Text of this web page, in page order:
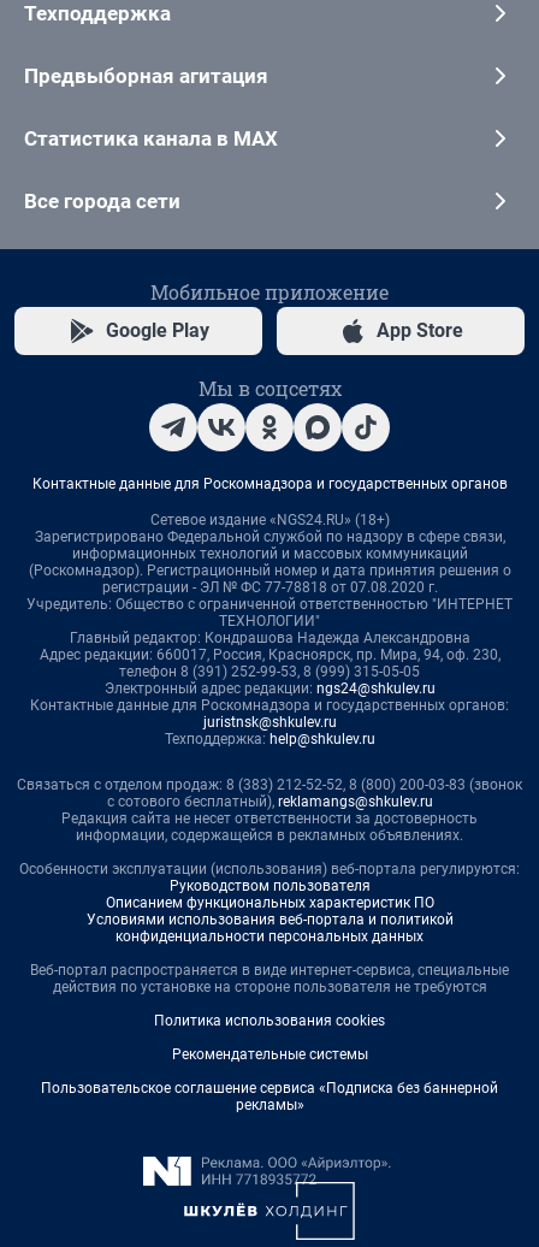
Техподдержка
Предвыборная агитация
Статистика канала в MAX
Все города сети
Мобильное приложение
Google Play App Store
Мы в соцсетях
Контактные данные для Роскомнадзора и государственных органов
Сетевое издание «NGS24.RU» (18+)
Зарегистрировано Федеральной службой по надзору в сфере связи,
информационных технологий и массовых коммуникаций
(Роскомнадзор). Регистрационный номер и дата принятия решения о
регистрации - ЭЛ № ФС 77-78818 от 07.08.2020 г.
Учредитель: Общество с ограниченной ответственностью "ИНТЕРНЕТ
ТЕХНОЛОГИИ"
Главный редактор: Кондрашова Надежда Александровна
Адрес редакции: 660017, Россия, Красноярск, пр. Мира, 94, оф. 230,
телефон 8 (391) 252-99-53, 8 (999) 315-05-05
Электронный адрес редакции: ngs24@shkulev.ru
Контактные данные для Роскомнадзора и государственных органов:
juristnsk@shkulev.ru
Техподдержка: help@shkulev.ru
Связаться с отделом продаж: 8 (383) 212-52-52, 8 (800) 200-03-83 (звонок
с сотового бесплатный), reklamangs@shkulev.ru
Редакция сайта не несет ответственности за достоверность
информации, содержащейся в рекламных объявлениях.
Особенности эксплуатации (использования) веб-портала регулируются:
Руководством пользователя
Описанием функциональных характеристик ПО
Условиями использования веб-портала и политикой
конфиденциальности персональных данных
Веб-портал распространяется в виде интернет-сервиса, специальные
действия по установке на стороне пользователя не требуются
Политика использования cookies
Рекомендательные системы
Пользовательское соглашение сервиса «Подписка без баннерной
рекламы»